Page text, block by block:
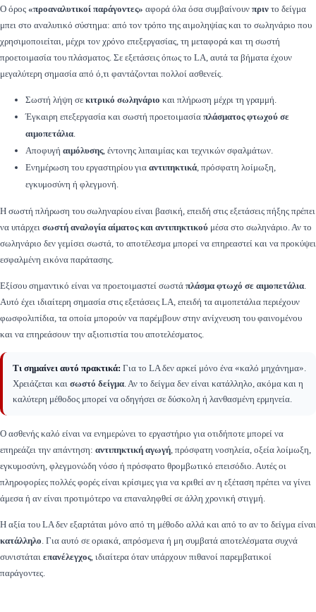
Ο όρος «προαναλυτικοί παράγοντες» αφορά όλα όσα συμβαίνουν πριν το δείγμα
μπει στο αναλυτικό σύστημα: από τον τρόπο της αιμοληψίας και το σωληνάριο που
χρησιμοποιείται, μέχρι τον χρόνο επεξεργασίας, τη μεταφορά και τη σωστή
προετοιμασία του πλάσματος. Σε εξετάσεις όπως το LA, αυτά τα βήματα έχουν
μεγαλύτερη σημασία από ό,τι φαντάζονται πολλοί ασθενείς.
Σωστή λήψη σε κιτρικό σωληνάριο και πλήρωση μέχρι τη γραμμή.
Έγκαιρη επεξεργασία και σωστή προετοιμασία πλάσματος φτωχού σε
αιμοπετάλια.
Αποφυγή αιμόλυσης, έντονης λιπαιμίας και τεχνικών σφαλμάτων.
Ενημέρωση του εργαστηρίου για αντιπηκτικά, πρόσφατη λοίμωξη,
εγκυμοσύνη ή φλεγμονή.
Η σωστή πλήρωση του σωληναρίου είναι βασική, επειδή στις εξετάσεις πήξης πρέπει
να υπάρχει σωστή αναλογία αίματος και αντιπηκτικού μέσα στο σωληνάριο. Αν το
σωληνάριο δεν γεμίσει σωστά, το αποτέλεσμα μπορεί να επηρεαστεί και να προκύψει
εσφαλμένη εικόνα παράτασης.
Εξίσου σημαντικό είναι να προετοιμαστεί σωστά πλάσμα φτωχό σε αιμοπετάλια.
Αυτό έχει ιδιαίτερη σημασία στις εξετάσεις LA, επειδή τα αιμοπετάλια περιέχουν
φωσφολιπίδια, τα οποία μπορούν να παρέμβουν στην ανίχνευση του φαινομένου
και να επηρεάσουν την αξιοπιστία του αποτελέσματος.
Τι σημαίνει αυτό πρακτικά: Για το LA δεν αρκεί μόνο ένα «καλό μηχάνημα».
Χρειάζεται και σωστό δείγμα. Αν το δείγμα δεν είναι κατάλληλο, ακόμα και η
καλύτερη μέθοδος μπορεί να οδηγήσει σε δύσκολη ή λανθασμένη ερμηνεία.
Ο ασθενής καλό είναι να ενημερώνει το εργαστήριο για οτιδήποτε μπορεί να
επηρεάζει την απάντηση: αντιπηκτική αγωγή, πρόσφατη νοσηλεία, οξεία λοίμωξη,
εγκυμοσύνη, φλεγμονώδη νόσο ή πρόσφατο θρομβωτικό επεισόδιο. Αυτές οι
πληροφορίες πολλές φορές είναι κρίσιμες για να κριθεί αν η εξέταση πρέπει να γίνει
άμεσα ή αν είναι προτιμότερο να επαναληφθεί σε άλλη χρονική στιγμή.
Η αξία του LA δεν εξαρτάται μόνο από τη μέθοδο αλλά και από το αν το δείγμα είναι
κατάλληλο. Για αυτό σε οριακά, απρόσμενα ή μη συμβατά αποτελέσματα συχνά
συνιστάται επανέλεγχος, ιδιαίτερα όταν υπάρχουν πιθανοί παρεμβατικοί
παράγοντες.